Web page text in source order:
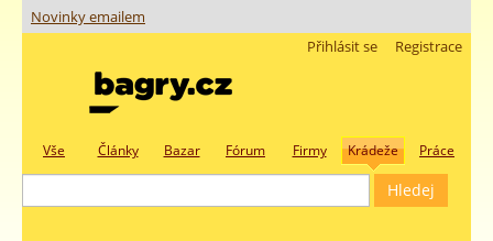
Novinky emailem
Registrace
Přihlásit se
Vše Články Bazar Fórum Firmy Krádeže Práce